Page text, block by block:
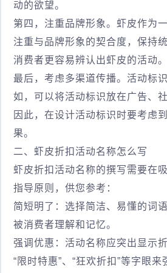
动的欲望。
第四，注重品牌形象。虾皮作为
注重与品牌形象的契合度，保持
消费者更容易辨认出虾皮的活动。
最后，考虑多渠道传播。活动标
如，可以将活动标识放在广告、
因此，在设计活动标识时要考虑
果。
二、虾皮折扣活动名称怎么写
虾皮折扣活动名称的撰写需要在
指导原则，供您参考：
简短明了：选择简洁、易懂的词
被消费者理解和记忆。
强调优惠：活动名称应突出显示
“限时特惠”、“狂欢折扣”等字眼来